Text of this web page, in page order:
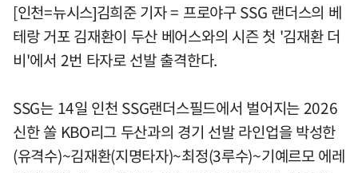
[인천=뉴시스]김희준 기자 = 프로야구 SSG 랜더스의 베
테랑 거포 김재환이 두산 베어스와의 시즌 첫 '김재환 더
비'에서 2번 타자로 선발 출격한다.
SSG는 14일 인천 SSG랜더스필드에서 벌어지는 2026
신한 쏠 KBO리그 두산과의 경기 선발 라인업을 박성한
(유격수)~김재환(지명타자)~최정(3루수)~기예르모 에레